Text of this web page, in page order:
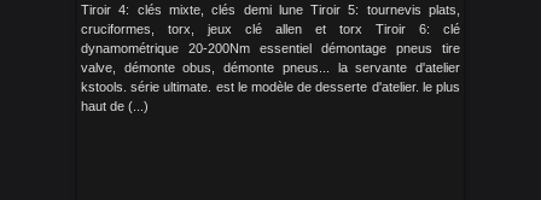
Tiroir 4: clés mixte, clés demi lune Tiroir 5: tournevis plats,
cruciformes, torx, jeux clé allen et torx Tiroir 6: clé
dynamométrique 20-200Nm essentiel démontage pneus tire
valve, démonte obus, démonte pneus... la servante d'atelier
kstools. série ultimate. est le modèle de desserte d'atelier. le plus
haut de (...)